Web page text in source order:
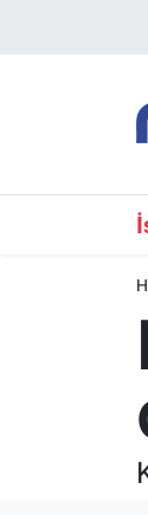
Hava
İstanbul
Süper
Tüm
Son